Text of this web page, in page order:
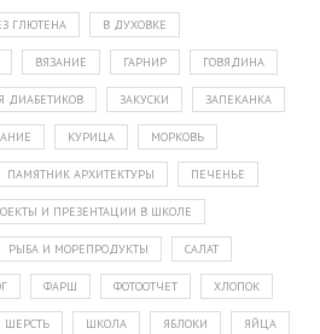
ГЛЮТЕНА В ДУХОВКЕ
ВЯЗАНИЕ ГАРНИР ГОВЯДИНА
ДИАБЕТИКОВ ЗАКУСКИ ЗАПЕКАНКА
КУРИЦА МОРКОВЬ
ПАМЯТНИК АРХИТЕКТУРЫ ПЕЧЕНЬЕ
И ПРЕЗЕНТАЦИИ В ШКОЛЕ
РЫБА И МОРЕПРОДУКТЫ САЛАТ
ФАРШ ФОТООТЧЕТ ХЛОПОК
ШЕРСТЬ ШКОЛА ЯБЛОКИ ЯЙЦА